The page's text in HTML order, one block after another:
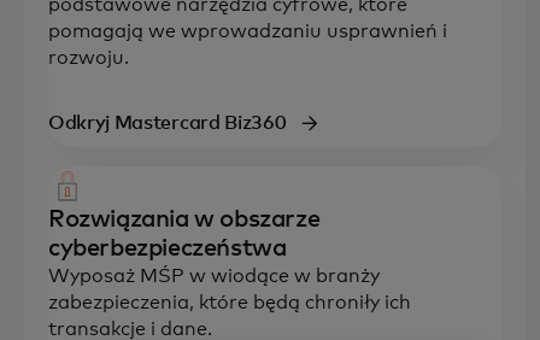
podstawowe narzędzia cyfrowe, które
pomagają we wprowadzaniu usprawnień i
rozwoju.
Odkryj Mastercard Biz360
Rozwiązania w obszarze
cyberbezpieczeństwa
Wyposaż MŚP w wiodące w branży
zabezpieczenia, które będą chroniły ich
transakcje i dane.